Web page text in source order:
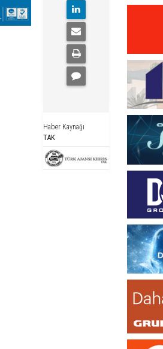
Haber Kaynağı
TAK